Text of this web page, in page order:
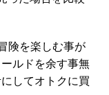
険を楽しむ事が
ルドを余す事無
してオトクに買